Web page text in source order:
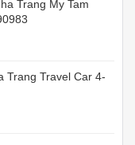
Trang My Tam
Trang Travel Car 4-